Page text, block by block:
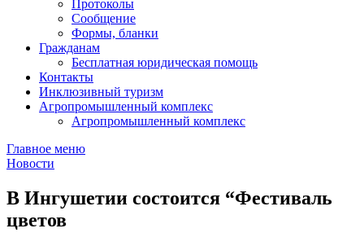
Протоколы
Сообщение
Формы, бланки
Гражданам
Бесплатная юридическая помощь
Контакты
Инклюзивный туризм
Агропромышленный комплекс
Агропромышленный комплекс
Главное меню
Новости
В Ингушетии состоится “Фестиваль
цветов